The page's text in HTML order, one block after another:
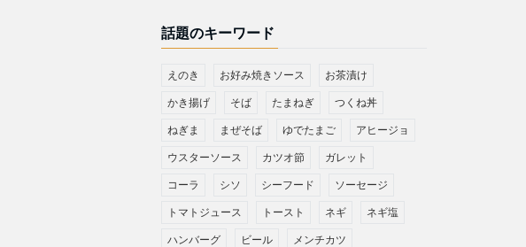
話題のキーワード
えのき お好み焼きソース お茶漬け
かき揚げ そば たまねぎ つくね丼
ねぎま まぜそば ゆでたまご アヒージョ
ウスターソース カツオ節 ガレット
コーラ シソ シーフード ソーセージ
トマトジュース トースト ネギ ネギ塩
ハンバーグ ビール メンチカツ